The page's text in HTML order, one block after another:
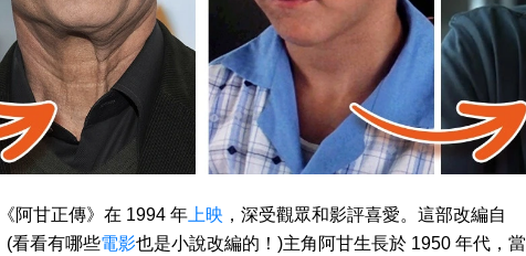
阿甘正傳》在 1994 年 上映 ，深受觀眾和影評喜愛。這部改編自
(看看有哪些電影也是小說改編的！)主角阿甘生長於 1950 年代，當